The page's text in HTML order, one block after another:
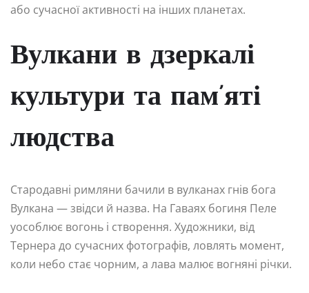
або сучасної активності на інших планетах.
Вулкани в дзеркалі
культури та пам’яті
людства
Стародавні римляни бачили в вулканах гнів бога
Вулкана — звідси й назва. На Гаваях богиня Пеле
уособлює вогонь і створення. Художники, від
Тернера до сучасних фотографів, ловлять момент,
коли небо стає чорним, а лава малює вогняні річки.